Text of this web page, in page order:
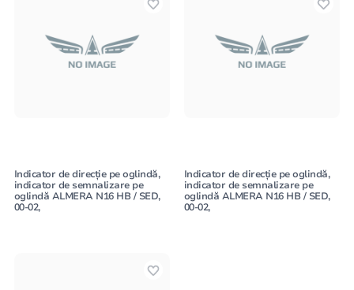
Indicator de direcție pe oglindă,
indicator de semnalizare pe
oglindă ALMERA N16 HB / SED,
00-02,
Indicator de direcție pe oglindă,
indicator de semnalizare pe
oglindă ALMERA N16 HB / SED,
00-02,